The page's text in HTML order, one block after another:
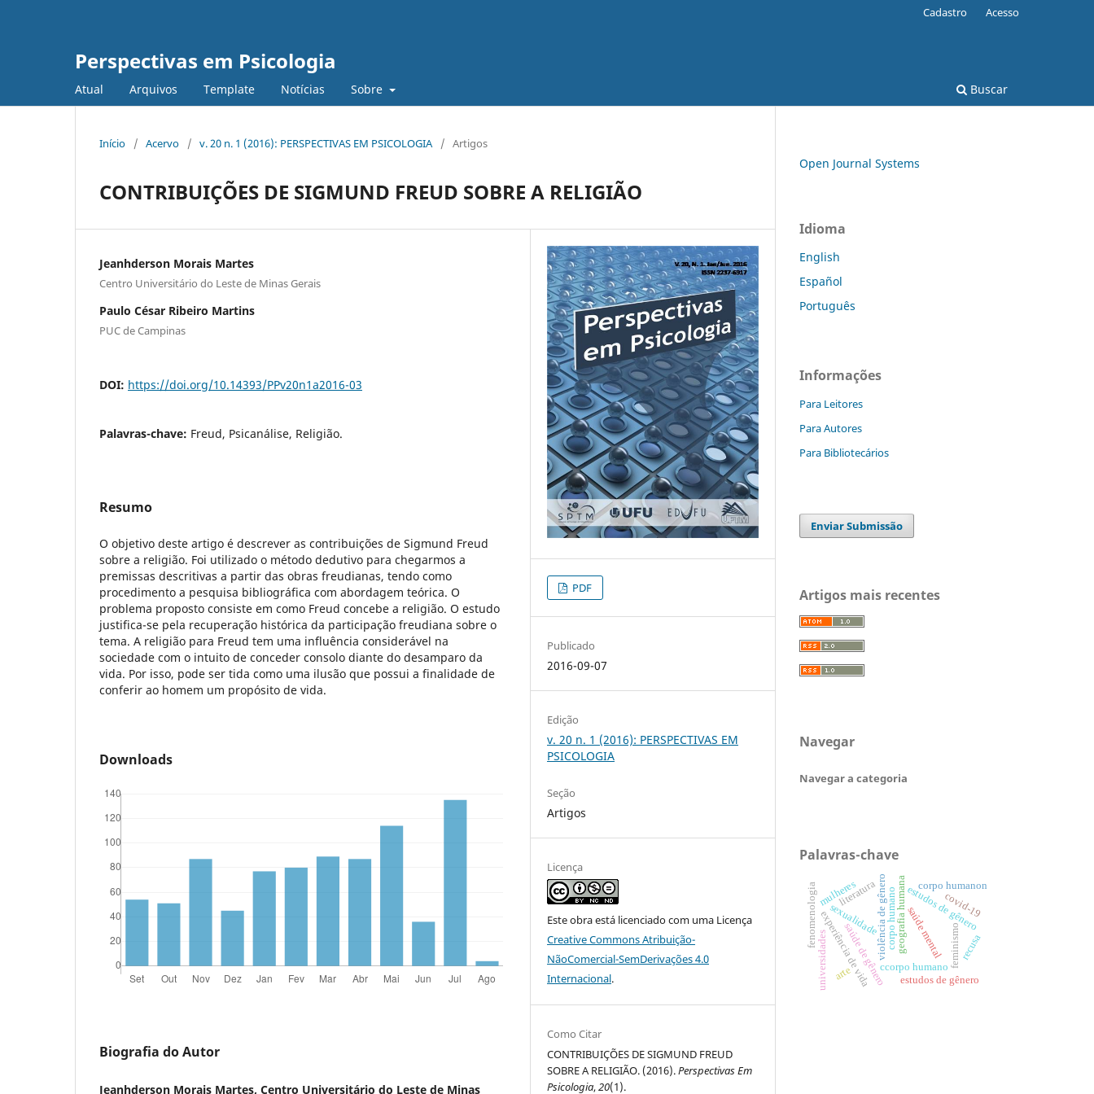
Perspectivas em Psicologia
Atual Arquivos Template Notícias Sobre Buscar
Cadastro Acesso
Início / Acervo / v. 20 n. 1 (2016): PERSPECTIVAS EM PSICOLOGIA / Artigos
CONTRIBUIÇÕES DE SIGMUND FREUD SOBRE A RELIGIÃO
Jeanhderson Morais Martes
Centro Universitário do Leste de Minas Gerais
Paulo César Ribeiro Martins
PUC de Campinas
DOI: https://doi.org/10.14393/PPv20n1a2016-03
Palavras-chave: Freud, Psicanálise, Religião.
Resumo
O objetivo deste artigo é descrever as contribuições de Sigmund Freud
sobre a religião. Foi utilizado o método dedutivo para chegarmos a
premissas descritivas a partir das obras freudianas, tendo como
procedimento a pesquisa bibliográfica com abordagem teórica. O
problema proposto consiste em como Freud concebe a religião. O estudo
justifica-se pela recuperação histórica da participação freudiana sobre o
tema. A religião para Freud tem uma influência considerável na
sociedade com o intuito de conceder consolo diante do desamparo da
vida. Por isso, pode ser tida como uma ilusão que possui a finalidade de
conferir ao homem um propósito de vida.
Downloads
Biografia do Autor
Jeanhderson Morais Martes, Centro Universitário do Leste de Minas
PDF
Publicado
2016-09-07
Edição
v. 20 n. 1 (2016): PERSPECTIVAS EM
PSICOLOGIA
Seção
Artigos
Licença
Este obra está licenciado com uma Licença
Creative Commons Atribuição-
NãoComercial-SemDerivações 4.0
Internacional.
Como Citar
CONTRIBUIÇÕES DE SIGMUND FREUD
SOBRE A RELIGIÃO. (2016).Perspectivas Em
Psicologia,20(1).
Open Journal Systems
Idioma
English
Español
Português
Informações
Para Leitores
Para Autores
Para Bibliotecários
Enviar Submissão
Artigos mais recentes
Navegar
Navegar a categoria
Palavras-chave
saúde mental
saúde de gênero
violência de gênero
ccorpo humano
geografia humanaestudos de gênero
sexualidade
literatura
experiência de vida
mulheres corpo humanon
estudos de gênero
corpo humano
fenomenologia feminismo
arte
recusa
universidades
covid-19